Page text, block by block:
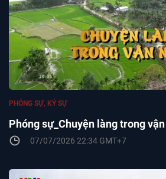
Phóng sự_Chuyện làng trong
PHÓNG SỰ, KÝ SỰ
07/07/2026 22:34 GMT+7